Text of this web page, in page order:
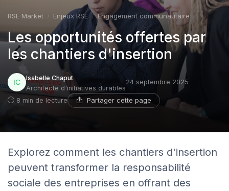
RSE Market Enjeux RSE Engagement communautaire
Les opportunités offertes par
les chantiers d'insertion
Isabelle Chaput
Architecte d'initiatives durables
24 septembre 2025
8 min de lecture Partager cette page
Explorez comment les chantiers d'insertion
peuvent transformer la responsabilité
sociale des entreprises en offrant des